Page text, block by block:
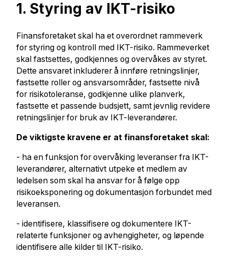
1. Styring av IKT-risiko
Finansforetaket skal ha et overordnet rammeverk
for styring og kontroll med IKT-risiko. Rammeverket
skal fastsettes, godkjennes og overvåkes av styret.
Dette ansvaret inkluderer å innføre retningslinjer,
fastsette roller og ansvarsområder, fastsette nivå
for risikotoleranse, godkjenne ulike planverk,
fastsette et passende budsjett, samt jevnlig revidere
retningslinjer for bruk av IKT-leverandører.
De viktigste kravene er at finansforetaket skal:
- ha en funksjon for overvåking leveranser fra IKT-
leverandører, alternativt utpeke et medlem av
ledelsen som skal ha ansvar for å følge opp
risikoeksponering og dokumentasjon forbundet med
leveransen.
- identifisere, klassifisere og dokumentere IKT-
relaterte funksjoner og avhengigheter, og løpende
identifisere alle kilder til IKT-risiko.